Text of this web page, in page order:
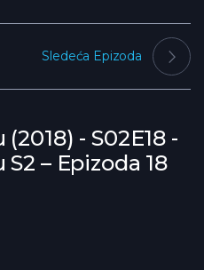
- S02E18 -
– Epizoda 18
Sledeća Epizoda